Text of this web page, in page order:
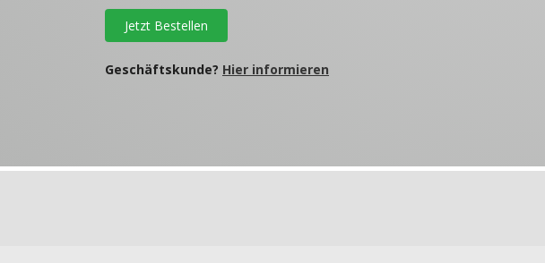
Jetzt Bestellen
Geschäftskunde? Hier informieren